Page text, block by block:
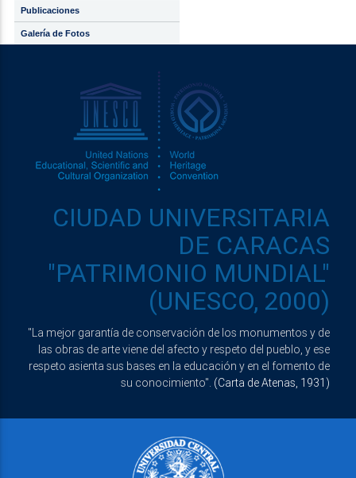
Publicaciones
Galería de Fotos
CIUDAD UNIVERSITARIA
DE CARACAS
"PATRIMONIO MUNDIAL"
(UNESCO, 2000)
"La mejor garantía de conservación de los monumentos y de
las obras de arte viene del afecto y respeto del pueblo, y ese
respeto asienta sus bases en la educación y en el fomento de
su conocimiento". (Carta de Atenas, 1931)